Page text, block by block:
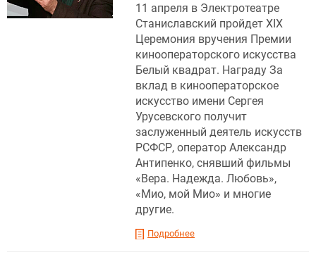
11 апреля в Электротеатре
Станиславский пройдет XIX
Церемония вручения Премии
кинооператорского искусства
Белый квадрат. Награду За
вклад в кинооператорское
искусство имени Сергея
Урусевского получит
заслуженный деятель искусств
РСФСР, оператор Александр
Антипенко, снявший фильмы
«Вера. Надежда. Любовь»,
«Мио, мой Мио» и многие
другие.
Подробнее